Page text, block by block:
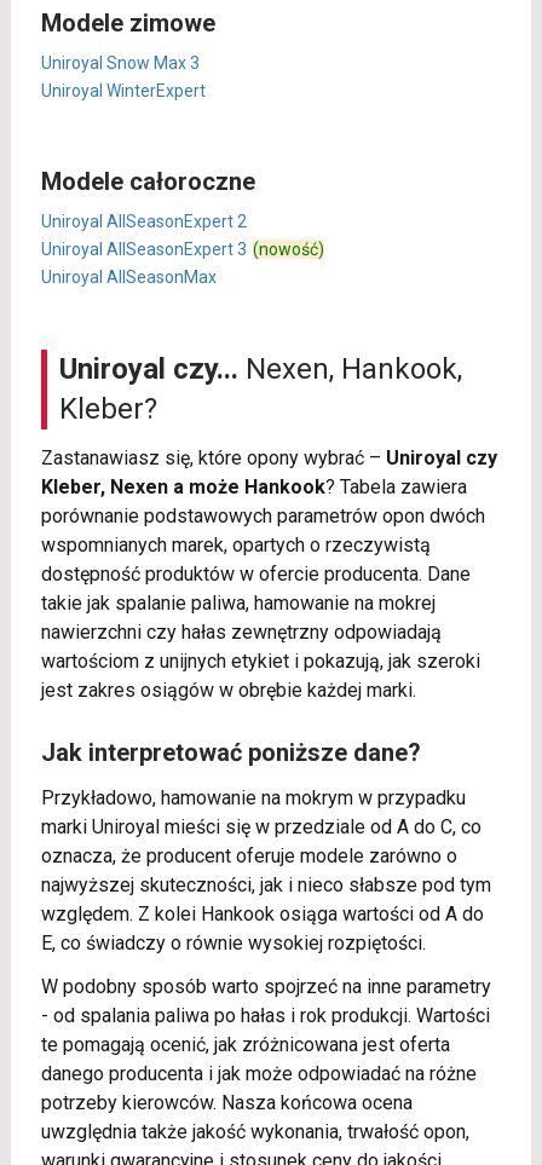
Modele zimowe
Uniroyal Snow Max 3
Uniroyal WinterExpert
Modele całoroczne
Uniroyal AllSeasonExpert 2
Uniroyal AllSeasonExpert 3 (nowość)
Uniroyal AllSeasonMax
Uniroyal czy... Nexen, Hankook,
Kleber?
Zastanawiasz się, które opony wybrać – Uniroyal czy
Kleber, Nexen a może Hankook? Tabela zawiera
porównanie podstawowych parametrów opon dwóch
wspomnianych marek, opartych o rzeczywistą
dostępność produktów w ofercie producenta. Dane
takie jak spalanie paliwa, hamowanie na mokrej
nawierzchni czy hałas zewnętrzny odpowiadają
wartościom z unijnych etykiet i pokazują, jak szeroki
jest zakres osiągów w obrębie każdej marki.
Jak interpretować poniższe dane?
Przykładowo, hamowanie na mokrym w przypadku
marki Uniroyal mieści się w przedziale od A do C, co
oznacza, że producent oferuje modele zarówno o
najwyższej skuteczności, jak i nieco słabsze pod tym
względem. Z kolei Hankook osiąga wartości od A do
E, co świadczy o równie wysokiej rozpiętości.
W podobny sposób warto spojrzeć na inne parametry
- od spalania paliwa po hałas i rok produkcji. Wartości
te pomagają ocenić, jak zróżnicowana jest oferta
danego producenta i jak może odpowiadać na różne
potrzeby kierowców. Nasza końcowa ocena
uwzględnia także jakość wykonania, trwałość opon,
warunki gwarancyjne i stosunek ceny do jakości.